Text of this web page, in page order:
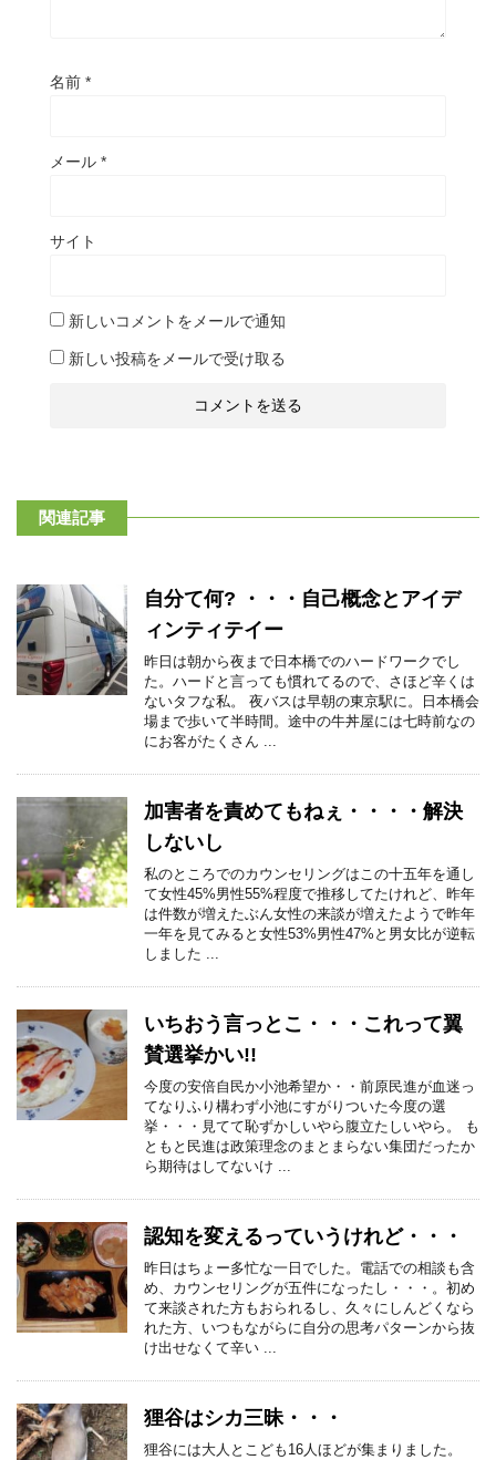
名前 *
メール *
サイト
新しいコメントをメールで通知
新しい投稿をメールで受け取る
関連記事
自分て何? ・・・自己概念とアイデ
ィンティテイー
昨日は朝から夜まで日本橋でのハードワークでし
た。ハードと言っても慣れてるので、さほど辛くは
ないタフな私。 夜バスは早朝の東京駅に。日本橋会
場まで歩いて半時間。途中の牛丼屋には七時前なの
にお客がたくさん ...
加害者を責めてもねぇ・・・・解決
しないし
私のところでのカウンセリングはこの十五年を通し
て女性45%男性55%程度で推移してたけれど、昨年
は件数が増えたぶん女性の来談が増えたようで昨年
一年を見てみると女性53%男性47%と男女比が逆転
しました ...
いちおう言っとこ・・・これって翼
賛選挙かい!!
今度の安倍自民か小池希望か・・前原民進が血迷っ
てなりふり構わず小池にすがりついた今度の選
挙・・・見てて恥ずかしいやら腹立たしいやら。 も
ともと民進は政策理念のまとまらない集団だったか
ら期待はしてないけ ...
認知を変えるっていうけれど・・・
昨日はちょー多忙な一日でした。電話での相談も含
め、カウンセリングが五件になったし・・・。初め
て来談された方もおられるし、久々にしんどくなら
れた方、いつもながらに自分の思考パターンから抜
け出せなくて辛い ...
狸谷はシカ三昧・・・
狸谷には大人とこども16人ほどが集まりました。